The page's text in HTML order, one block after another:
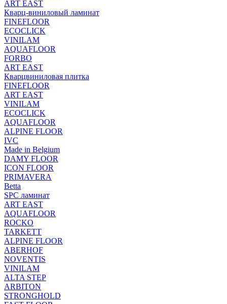
ART EAST
Кварц-виниловый ламинат
FINEFLOOR
ECOCLICK
VINILAM
AQUAFLOOR
FORBO
ART EAST
Кварцвиниловая плитка
FINEFLOOR
ART EAST
VINILAM
ECOCLICK
AQUAFLOOR
ALPINE FLOOR
IVC
Made in Belgium
DAMY FLOOR
ICON FLOOR
PRIMAVERA
Betta
SPC ламинат
ART EAST
AQUAFLOOR
ROCKO
TARKETT
ALPINE FLOOR
ABERHOF
NOVENTIS
VINILAM
ALTA STEP
ARBITON
STRONGHOLD